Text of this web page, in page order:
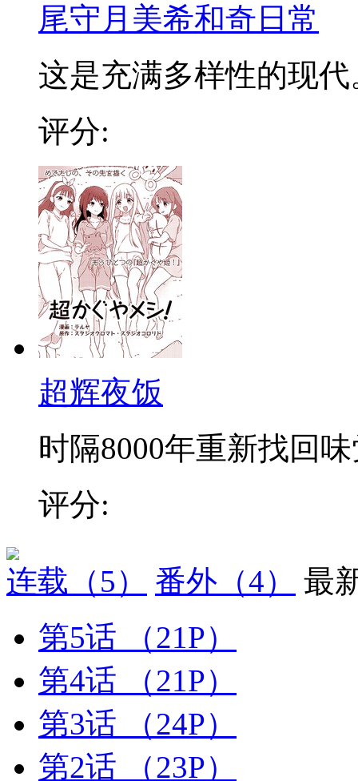
尾守月美希和奇日常
这是充满多样性的现代
评分:
超辉夜饭
时隔8000年重新找回
评分:
连载 （5） 番外 （4）
最
第5话
（21P）
第4话
（21P）
第3话
（24P）
第2话
（23P）